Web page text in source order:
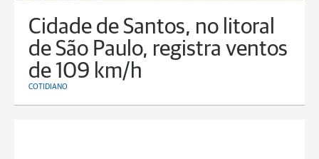
Cidade de Santos, no litoral
de São Paulo, registra ventos
de 109 km/h
COTIDIANO